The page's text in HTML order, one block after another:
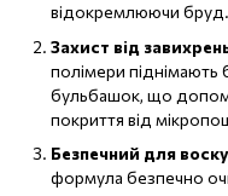
відокремлюючи бруд.
Захист від
полімери
бульбашок, що
покриття від
Безпечний для
формула безпечно